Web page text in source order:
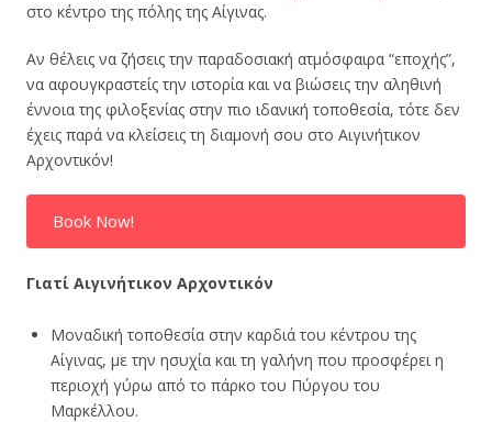
στο κέντρο της πόλης της Αίγινας.
Αν θέλεις να ζήσεις την παραδοσιακή ατμόσφαιρα “εποχής”,
να αφουγκραστείς την ιστορία και να βιώσεις την αληθινή
έννοια της φιλοξενίας στην πιο ιδανική τοποθεσία, τότε δεν
έχεις παρά να κλείσεις τη διαμονή σου στο Αιγινήτικον
Αρχοντικόν!
Book Now!
Γιατί Αιγινήτικον Αρχοντικόν
Μοναδική τοποθεσία στην καρδιά του κέντρου της
Αίγινας, με την ησυχία και τη γαλήνη που προσφέρει η
περιοχή γύρω από το πάρκο του Πύργου του
Μαρκέλλου.